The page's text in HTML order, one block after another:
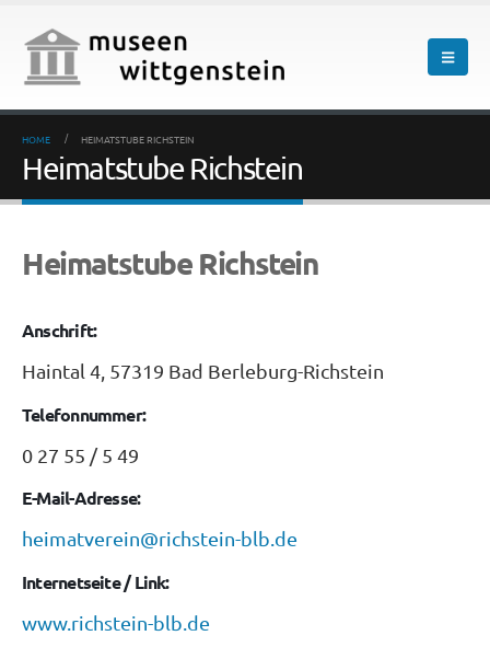
HOME HEIMATSTUBE RICHSTEIN
Heimatstube Richstein
Heimatstube Richstein
Anschrift:
Haintal 4, 57319 Bad Berleburg-Richstein
Telefonnummer:
0 27 55 / 5 49
E-Mail-Adresse:
heimatverein@richstein-blb.de
Internetseite / Link:
www.richstein-blb.de